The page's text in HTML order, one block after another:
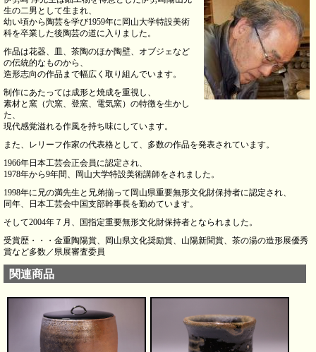
生の二男として生まれ、
幼い頃から陶芸を学び1959年に岡山大学特設美術
科を卒業した後陶芸の道に入りました。
作品は花器、皿、茶陶のほか陶壁、オブジェなど
の伝統的なものから、
造形志向の作品まで幅広く取り組んでいます。
制作にあたっては成形と焼成を重視し、
素材と窯（穴窯、登窯、電気窯）の特徴を生かし
た、
現代感覚溢れる作風を持ち味にしています。
また、レリーフ作家の代表格として、多数の作品を発表されています。
1966年日本工芸会正会員に認定され、
1978年から9年間、岡山大学特設美術講師をされました。
1998年に兄の満先生と兄弟揃って岡山県重要無形文化財保持者に認定され、
同年、日本工芸会中国支部幹事長を勤めています。
そして2004年７月、国指定重要無形文化財保持者となられました。
受賞歴・・・金重陶陽賞、岡山県文化奨励賞、山陽新聞賞、茶の湯の造形展優秀
賞など多数／県展審査委員
関連商品